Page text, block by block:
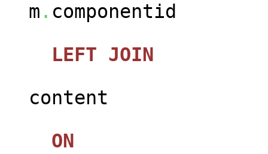
m . componentid
LEFT JOIN
content
ON